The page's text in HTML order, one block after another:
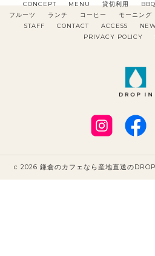
CONCEPT MENU 貸切利用 BBQ
フルーツ
ランチ コーヒー モーニング
STAFF
CONTACT ACCESS
PRIVACY POLICY
c 2026 鎌倉のカフェなら産地直送の